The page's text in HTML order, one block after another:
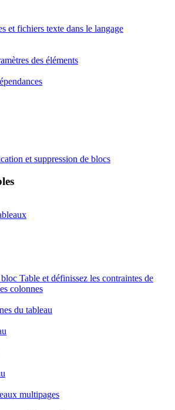
et fichiers texte dans le langage
des éléments
et suppression de blocs
Table et définissez les contraintes de
colonnes
du tableau
multipages